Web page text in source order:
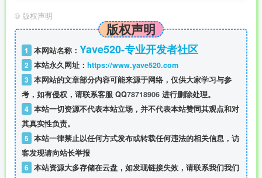
© 版权声明
版权声明
1 本网站名称： Yave520-专业开发者社区
2 本站永久网址： https://www.yave520.com
3 本网站的文章部分内容可能来源于网络，仅供大家学习与参
考，如有侵权，请联系客服 QQ78718906 进行删除处理。
4 本站一切资源不代表本站立场，并不代表本站赞同其观点和对
其真实性负责。
5 本站一律禁止以任何方式发布或转载任何违法的相关信息，访
客发现请向站长举报
6 本站资源大多存储在云盘，如发现链接失效，请联系我们我们